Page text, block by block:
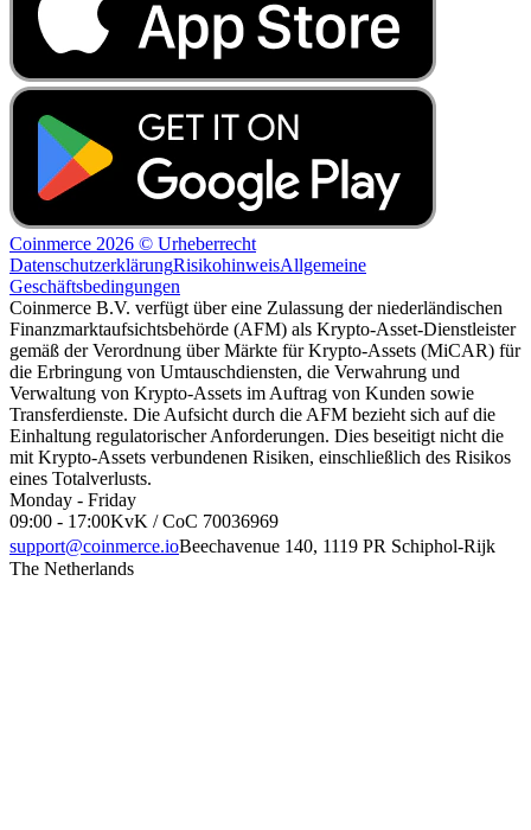
Coinmerce 2026 © Urheberrecht
DatenschutzerklärungRisikohinweisAllgemeine
Geschäftsbedingungen
Coinmerce B.V. verfügt über eine Zulassung der niederländischen
Finanzmarktaufsichtsbehörde (AFM) als Krypto-Asset-Dienstleister
gemäß der Verordnung über Märkte für Krypto-Assets (MiCAR) für
die Erbringung von Umtauschdiensten, die Verwahrung und
Verwaltung von Krypto-Assets im Auftrag von Kunden sowie
Transferdienste. Die Aufsicht durch die AFM bezieht sich auf die
Einhaltung regulatorischer Anforderungen. Dies beseitigt nicht die
mit Krypto-Assets verbundenen Risiken, einschließlich des Risikos
eines Totalverlusts.
Monday - Friday
09:00 - 17:00KvK / CoC 70036969
support@coinmerce.ioBeechavenue 140, 1119 PR Schiphol-Rijk
The Netherlands